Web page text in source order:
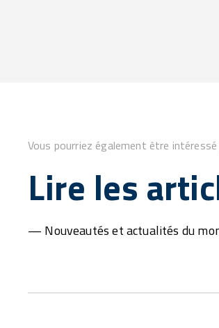
Vous pourriez également être
Lire les
— Nouveautés et actualités du